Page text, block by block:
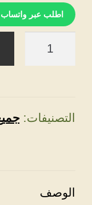
اطلب عبر واتساب
من
التصنيفات:
الوصف